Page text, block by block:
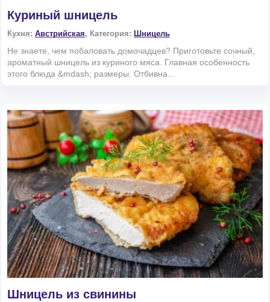
Куриный шницель
Кухня: Австрийская, Категория: Шницель
Не знаете, чем побаловать домочадцев? Приготовьте сочный,
ароматный шницель из куриного мяса. Главная особенность
этого блюда &mdash; размеры. Отбивна...
Шницель из свинины